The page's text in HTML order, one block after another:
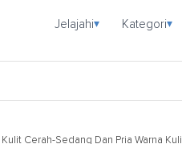
Jelajahi▾ Kategori▾
Kulit Cerah-Sedang Dan Pria Warna